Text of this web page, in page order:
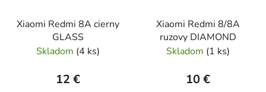
Xiaomi Redmi 8A cierny
GLASS
Skladom (4 ks)
12 €
Xiaomi Redmi 8/8A
ruzovy DIAMOND
Skladom (1 ks)
10 €